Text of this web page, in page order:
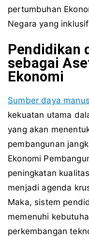
pertumbuhan
Negara yang
Pendidikan
sebagai
Ekonomi
Sumber daya
kekuatan utama
yang akan
pembangunan
Ekonomi
peningkatan
menjadi agenda
Maka, sistem
memenuhi
perkembangan